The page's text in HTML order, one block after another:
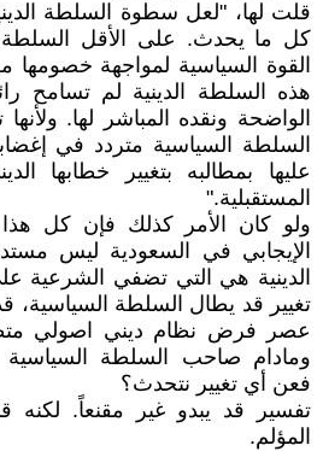
قلت لها، "لعل سطوة السلطة
كل ما يحدث. على الأقل السلطة
القوة السياسية لمواجهة خصومها
هذه السلطة الدينية لم تسامح
الواضحة ونقده المباشر لها.
السلطة السياسية متردد في
عليها بمطالبه بتغيير خطابها
المستقبلية."
ولو كان الأمر كذلك فإن كل هذا
الإيجابي في السعودية ليس
الدينية هي التي تضفي الشرعية
تغيير قد يطال السلطة السياسية،
عصر فرض نظام ديني اصولي
ومادام صاحب السلطة السياسية
فعن أي تغيير نتحدث؟
تفسير قد يبدو غير مقنعاً. لكنه
المؤلم.